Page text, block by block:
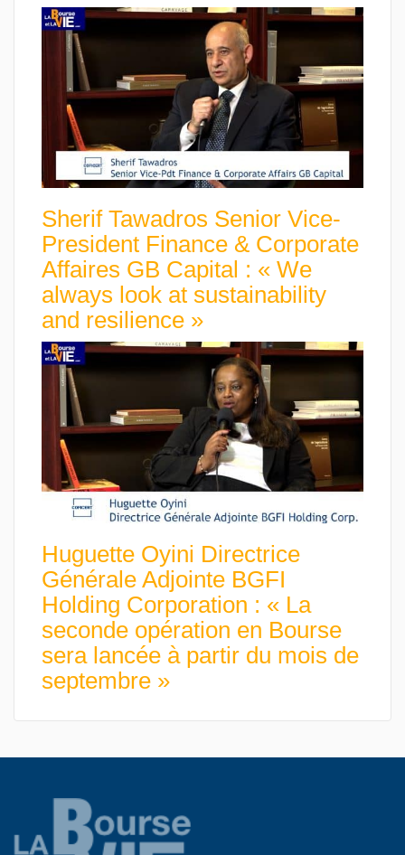
Sherif Tawadros Senior Vice-
President Finance & Corporate
Affaires GB Capital : « We
always look at sustainability
and resilience »
Huguette Oyini Directrice
Générale Adjointe BGFI
Holding Corporation : « La
seconde opération en Bourse
sera lancée à partir du mois de
septembre »